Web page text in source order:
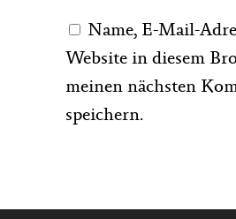
Name, E-Mail-
Website in diesem
meinen nächsten
speichern.